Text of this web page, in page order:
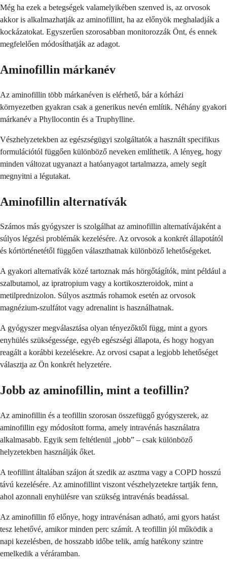
Még ha ezek a betegségek valamelyikében szenved is, az orvosok
akkor is alkalmazhatják az aminofillint, ha az előnyök meghaladják a
kockázatokat. Egyszerűen szorosabban monitorozzák Önt, és ennek
megfelelően módosíthatják az adagot.
Aminofillin márkanév
Az aminofillin több márkanéven is elérhető, bár a kórházi
környezetben gyakran csak a generikus nevén említik. Néhány gyakori
márkanév a Phyllocontin és a Truphylline.
Vészhelyzetekben az egészségügyi szolgáltatók a használt specifikus
formulációtól függően különböző neveken említhetik. A lényeg, hogy
minden változat ugyanazt a hatóanyagot tartalmazza, amely segít
megnyitni a légutakat.
Aminofillin alternatívák
Számos más gyógyszer is szolgálhat az aminofillin alternatívájaként a
súlyos légzési problémák kezelésére. Az orvosok a konkrét állapotától
és kórtörténetétől függően választhatnak különböző lehetőségeket.
A gyakori alternatívák közé tartoznak más hörgőtágítók, mint például a
szalbutamol, az ipratropium vagy a kortikoszteroidok, mint a
metilprednizolon. Súlyos asztmás rohamok esetén az orvosok
magnézium-szulfátot vagy adrenalint is használhatnak.
A gyógyszer megválasztása olyan tényezőktől függ, mint a gyors
enyhülés szükségessége, egyéb egészségi állapota, és hogy hogyan
reagált a korábbi kezelésekre. Az orvosi csapat a legjobb lehetőséget
választja az Ön konkrét helyzetére.
Jobb az aminofillin, mint a teofillin?
Az aminofillin és a teofillin szorosan összefüggő gyógyszerek, az
aminofillin egy módosított forma, amely intravénás használatra
alkalmasabb. Egyik sem feltétlenül „jobb” – csak különböző
helyzetekben használják őket.
A teofillint általában szájon át szedik az asztma vagy a COPD hosszú
távú kezelésére. Az aminofillint viszont vészhelyzetekre tartják fenn,
ahol azonnali enyhülésre van szükség intravénás beadással.
Az aminofillin fő előnye, hogy intravénásan adható, ami gyors hatást
tesz lehetővé, amikor minden perc számít. A teofillin jól működik a
napi kezelésben, de hosszabb időbe telik, amíg hatékony szintre
emelkedik a véráramban.